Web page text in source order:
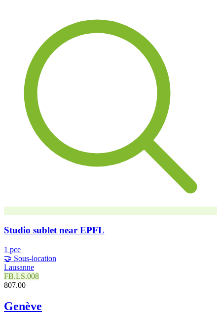
Studio sublet near EPFL
1 pce
🤝 Sous-location
Lausanne
FB.LS.008
807.00
Genève